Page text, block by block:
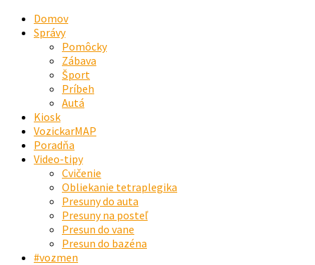
Domov
Správy
Pomôcky
Zábava
Šport
Príbeh
Autá
Kiosk
VozickarMAP
Poradňa
Video-tipy
Cvičenie
Obliekanie tetraplegika
Presuny do auta
Presuny na posteľ
Presun do vane
Presun do bazéna
#vozmen